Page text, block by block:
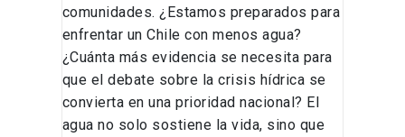
comunidades. ¿Estamos preparados para
enfrentar un Chile con menos agua?
¿Cuánta más evidencia se necesita para
que el debate sobre la crisis hídrica se
convierta en una prioridad nacional? El
agua no solo sostiene la vida, sino que